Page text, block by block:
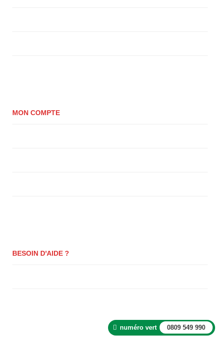
MON COMPTE
BESOIN D'AIDE ?
numéro vert 0809 549 990